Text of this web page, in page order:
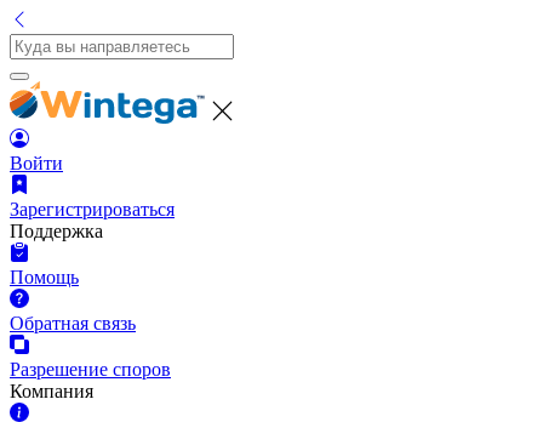
Войти
Зарегистрироваться
Поддержка
Помощь
Обратная связь
Разрешение споров
Компания